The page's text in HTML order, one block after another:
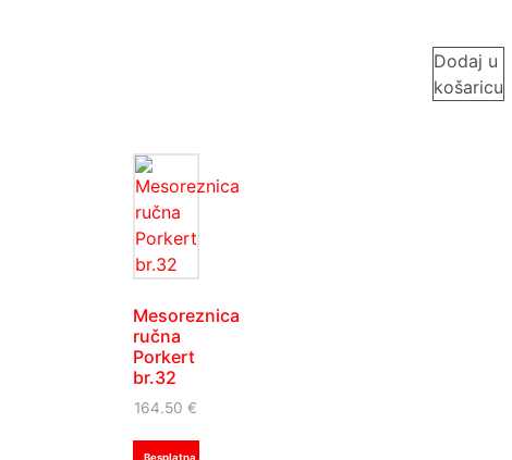
Dodaj u
košaricu
Mesoreznica
ručna
Porkert
br.32
164.50€
Besplatna